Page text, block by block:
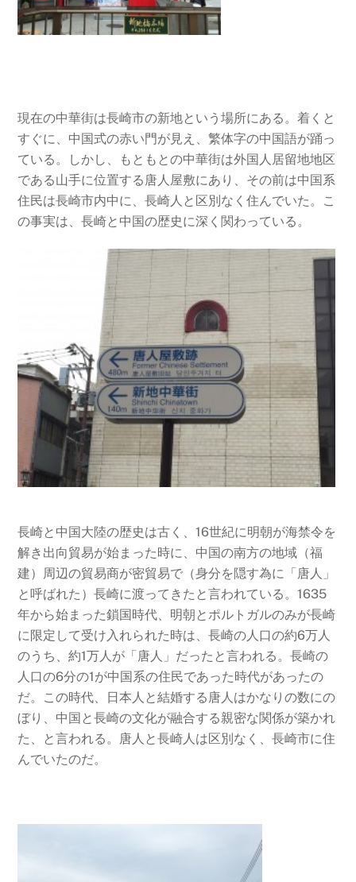
現在の中華街は長崎市の新地という場所にある。着くと
すぐに、中国式の赤い門が見え、繁体字の中国語が踊っ
ている。しかし、もともとの中華街は外国人居留地地区
である山手に位置する唐人屋敷にあり、その前は中国系
住民は長崎市内中に、長崎人と区別なく住んでいた。こ
の事実は、長崎と中国の歴史に深く関わっている。
長崎と中国大陸の歴史は古く、16世紀に明朝が海禁令を
解き出向貿易が始まった時に、中国の南方の地域（福
建）周辺の貿易商が密貿易で（身分を隠す為に「唐人」
と呼ばれた）長崎に渡ってきたと言われている。1635
年から始まった鎖国時代、明朝とポルトガルのみが長崎
に限定して受け入れられた時は、長崎の人口の約6万人
のうち、約1万人が「唐人」だったと言われる。長崎の
人口の6分の1が中国系の住民であった時代があったの
だ。この時代、日本人と結婚する唐人はかなりの数にの
ぼり、中国と長崎の文化が融合する親密な関係が築かれ
た、と言われる。唐人と長崎人は区別なく、長崎市に住
んでいたのだ。